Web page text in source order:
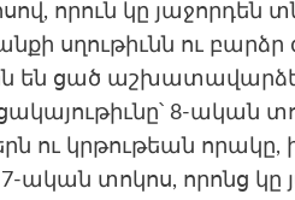
որուն կը յաջորդեն
սղութիւնն ու բարձր
են ցած
8-ական
ու կրթութեան որակը,
տոկոս, որոնց կը